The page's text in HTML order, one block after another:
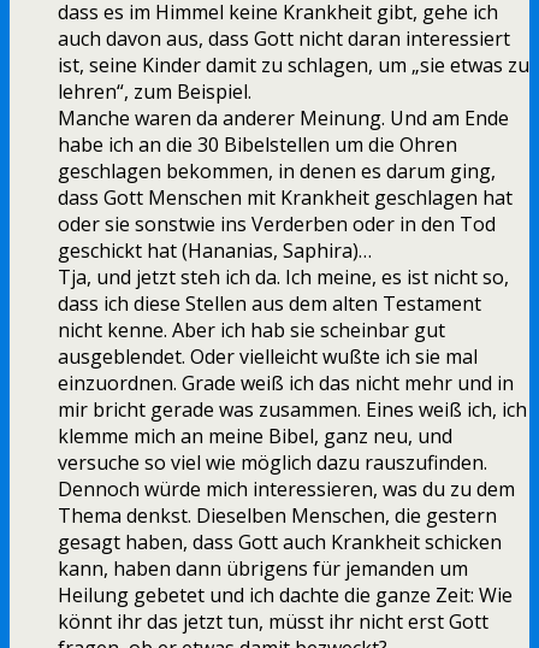
dass es im Himmel keine Krankheit gibt, gehe ich
auch davon aus, dass Gott nicht daran interessiert
ist, seine Kinder damit zu schlagen, um „sie etwas zu
lehren“, zum Beispiel.
Manche waren da anderer Meinung. Und am Ende
habe ich an die 30 Bibelstellen um die Ohren
geschlagen bekommen, in denen es darum ging,
dass Gott Menschen mit Krankheit geschlagen hat
oder sie sonstwie ins Verderben oder in den Tod
geschickt hat (Hananias, Saphira)…
Tja, und jetzt steh ich da. Ich meine, es ist nicht so,
dass ich diese Stellen aus dem alten Testament
nicht kenne. Aber ich hab sie scheinbar gut
ausgeblendet. Oder vielleicht wußte ich sie mal
einzuordnen. Grade weiß ich das nicht mehr und in
mir bricht gerade was zusammen. Eines weiß ich, ich
klemme mich an meine Bibel, ganz neu, und
versuche so viel wie möglich dazu rauszufinden.
Dennoch würde mich interessieren, was du zu dem
Thema denkst. Dieselben Menschen, die gestern
gesagt haben, dass Gott auch Krankheit schicken
kann, haben dann übrigens für jemanden um
Heilung gebetet und ich dachte die ganze Zeit: Wie
könnt ihr das jetzt tun, müsst ihr nicht erst Gott